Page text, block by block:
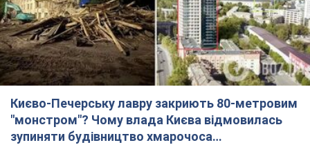
Києво-Печерську лавру закриють 80-метровим
"монстром"? Чому влада Києва відмовилась
зупиняти будівництво хмарочоса